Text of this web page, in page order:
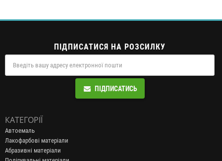
ПІДПИСАТИСЯ НА РОЗСИЛКУ
ПІДПИСАТИСЬ
КАТЕГОРІЇ
Автоемаль
Лакофарбові матеріали
Абразивні матеріали